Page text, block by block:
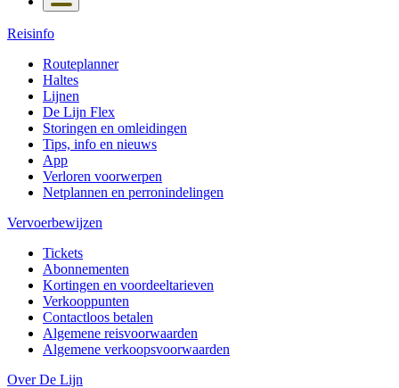
Reisinfo
Routeplanner
Haltes
Lijnen
De Lijn Flex
Storingen en omleidingen
Tips, info en nieuws
App
Verloren voorwerpen
Netplannen en perronindelingen
Vervoerbewijzen
Tickets
Abonnementen
Kortingen en voordeeltarieven
Verkooppunten
Contactloos betalen
Algemene reisvoorwaarden
Algemene verkoopsvoorwaarden
Over De Lijn